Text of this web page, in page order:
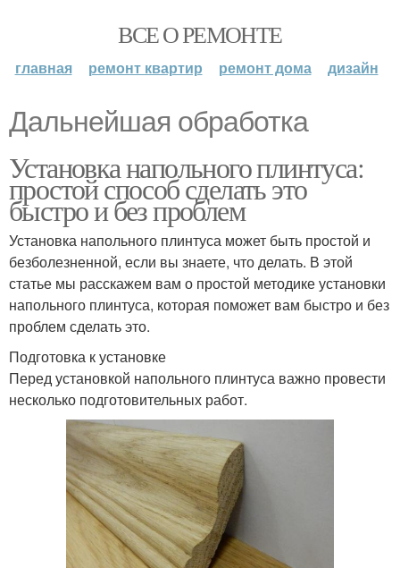
ВСЕ О РЕМОНТЕ
главная ремонт квартир ремонт дома дизайн
Дальнейшая обработка
Установка напольного плинтуса:
простой способ сделать это
быстро и без проблем
Установка напольного плинтуса может быть простой и
безболезненной, если вы знаете, что делать. В этой
статье мы расскажем вам о простой методике установки
напольного плинтуса, которая поможет вам быстро и без
проблем сделать это.
Подготовка к установке
Перед установкой напольного плинтуса важно провести
несколько подготовительных работ.